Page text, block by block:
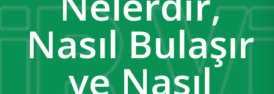
Nasıl Bulaşır
ve Nasıl